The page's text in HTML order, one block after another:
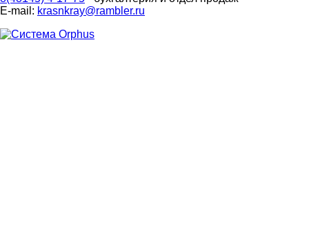
E-mail: krasnkray@rambler.ru